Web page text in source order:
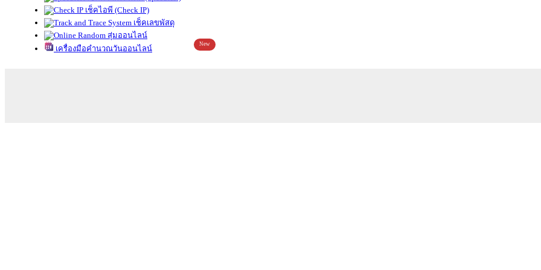
เช็คไอพี (Check IP)
เช็คเลขพัสดุ
สุ่มออนไลน์
เครื่องมือคำนวณวันออนไลน์
New